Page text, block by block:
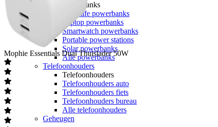
Powerbanks
MagSafe powerbanks
Laptop powerbanks
Smartwatch powerbanks
Portable power stations
Solar powerbanks
Alle powerbanks
Telefoonhouders
Telefoonhouders
Telefoonhouders auto
Telefoonhouders fiets
Telefoonhouders bureau
Alle telefoonhouders
Geheugen
Mophie Essentials Dual Thuislader 50W